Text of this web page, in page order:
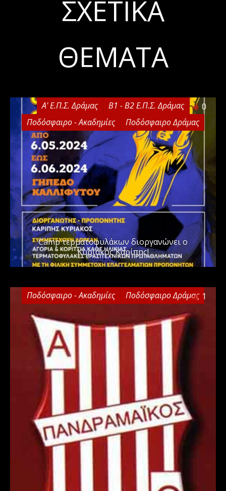
ΣΧΕΤΙΚΆ
ΘΈΜΑΤΑ
Α' Ε.Π.Σ. Δράμας
Β1 - Β2 Ε.Π.Σ. Δράμας
Ποδόσφαιρο - Ακαδημίες
Ποδόσφαιρο Δράμας
0
Camp τερματοφυλάκων διοργανώνει ο
Κυριάκος Καρίπης!
Ποδόσφαιρο - Ακαδημίες Ποδόσφαιρο Δράμας 1